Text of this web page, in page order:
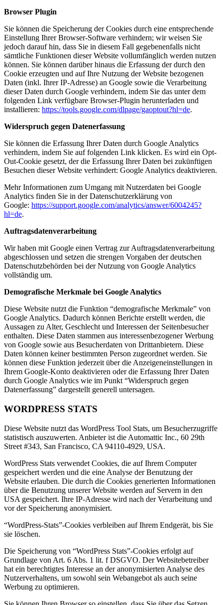
Browser Plugin
Sie können die Speicherung der Cookies durch eine entsprechende
Einstellung Ihrer Browser-Software verhindern; wir weisen Sie
jedoch darauf hin, dass Sie in diesem Fall gegebenenfalls nicht
sämtliche Funktionen dieser Website vollumfänglich werden nutzen
können. Sie können darüber hinaus die Erfassung der durch den
Cookie erzeugten und auf Ihre Nutzung der Website bezogenen
Daten (inkl. Ihrer IP-Adresse) an Google sowie die Verarbeitung
dieser Daten durch Google verhindern, indem Sie das unter dem
folgenden Link verfügbare Browser-Plugin herunterladen und
installieren: https://tools.google.com/dlpage/gaoptout?hl=de.
Widerspruch gegen Datenerfassung
Sie können die Erfassung Ihrer Daten durch Google Analytics
verhindern, indem Sie auf folgenden Link klicken. Es wird ein Opt-
Out-Cookie gesetzt, der die Erfassung Ihrer Daten bei zukünftigen
Besuchen dieser Website verhindert: Google Analytics deaktivieren.
Mehr Informationen zum Umgang mit Nutzerdaten bei Google
Analytics finden Sie in der Datenschutzerklärung von
Google: https://support.google.com/analytics/answer/6004245?
hl=de.
Auftragsdatenverarbeitung
Wir haben mit Google einen Vertrag zur Auftragsdatenverarbeitung
abgeschlossen und setzen die strengen Vorgaben der deutschen
Datenschutzbehörden bei der Nutzung von Google Analytics
vollständig um.
Demografische Merkmale bei Google Analytics
Diese Website nutzt die Funktion “demografische Merkmale” von
Google Analytics. Dadurch können Berichte erstellt werden, die
Aussagen zu Alter, Geschlecht und Interessen der Seitenbesucher
enthalten. Diese Daten stammen aus interessenbezogener Werbung
von Google sowie aus Besucherdaten von Drittanbietern. Diese
Daten können keiner bestimmten Person zugeordnet werden. Sie
können diese Funktion jederzeit über die Anzeigeneinstellungen in
Ihrem Google-Konto deaktivieren oder die Erfassung Ihrer Daten
durch Google Analytics wie im Punkt “Widerspruch gegen
Datenerfassung” dargestellt generell untersagen.
WORDPRESS STATS
Diese Website nutzt das WordPress Tool Stats, um Besucherzugriffe
statistisch auszuwerten. Anbieter ist die Automattic Inc., 60 29th
Street #343, San Francisco, CA 94110-4929, USA.
WordPress Stats verwendet Cookies, die auf Ihrem Computer
gespeichert werden und die eine Analyse der Benutzung der
Website erlauben. Die durch die Cookies generierten Informationen
über die Benutzung unserer Website werden auf Servern in den
USA gespeichert. Ihre IP-Adresse wird nach der Verarbeitung und
vor der Speicherung anonymisiert.
“WordPress-Stats”-Cookies verbleiben auf Ihrem Endgerät, bis Sie
sie löschen.
Die Speicherung von “WordPress Stats”-Cookies erfolgt auf
Grundlage von Art. 6 Abs. 1 lit. f DSGVO. Der Websitebetreiber
hat ein berechtigtes Interesse an der anonymisierten Analyse des
Nutzerverhaltens, um sowohl sein Webangebot als auch seine
Werbung zu optimieren.